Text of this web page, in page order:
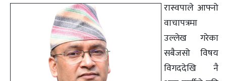
रास्वपाले आफ्नो
वाचापत्रमा
उल्लेख गरेका
सबैजसो विषय
विगददेखि नै